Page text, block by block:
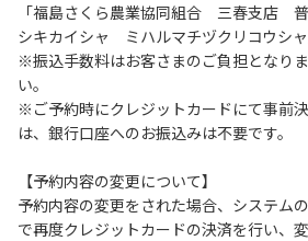
で閉鎖となります。
11．21時から翌朝６時までの当キャン
動はご遠慮ください。
12. ペットの同伴はオートキャンプサイ
だきます。
13. 喫煙は指定された場所のみ可能です
【当キャンプサイトでの禁止事項】
１．花火（手持花火は除く）。
「福島さくら農業協同組合 三春支店
シキカイシャ ミハルマチヅクリコウシャ
※振込手数料はお客さまのご負担となり
い。
※ご予約時にクレジットカードにて事前
は、銀行口座へのお振込みは不要です。
【予約内容の変更について】
予約内容の変更をされた場合、システム
で再度クレジットカードの決済を行い、